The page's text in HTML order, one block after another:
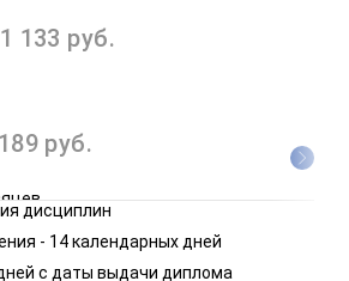
133 руб.
руб.
руб.
дисциплин
- 14 календарных дней
с даты выдачи диплома